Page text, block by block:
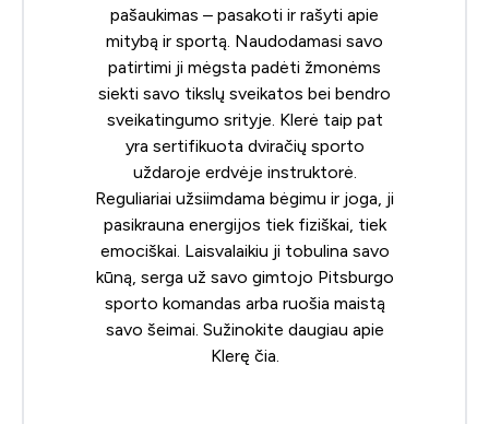
pašaukimas – pasakoti ir rašyti apie
mitybą ir sportą. Naudodamasi savo
patirtimi ji mėgsta padėti žmonėms
siekti savo tikslų sveikatos bei bendro
sveikatingumo srityje. Klerė taip pat
yra sertifikuota dviračių sporto
uždaroje erdvėje instruktorė.
Reguliariai užsiimdama bėgimu ir joga, ji
pasikrauna energijos tiek fiziškai, tiek
emociškai. Laisvalaikiu ji tobulina savo
kūną, serga už savo gimtojo Pitsburgo
sporto komandas arba ruošia maistą
savo šeimai. Sužinokite daugiau apie
Klerę čia